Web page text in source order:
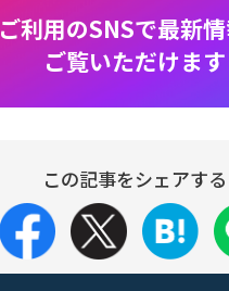
ご利用のSNSで最新
ご覧いただけます
この記事をシェアする